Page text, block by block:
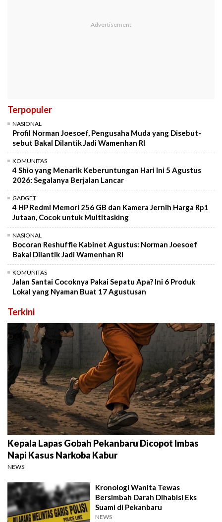
Terpopuler
NASIONAL
Profil Norman Joesoef, Pengusaha Muda yang Disebut-
sebut Bakal Dilantik Jadi Wamenhan RI
KOMUNITAS
4 Shio yang Menarik Keberuntungan Hari Ini 5 Agustus
2026: Segalanya Berjalan Lancar
GADGET
4 HP Redmi Memori 256 GB dan Kamera Jernih Harga Rp1
Jutaan, Cocok untuk Multitasking
NASIONAL
Bocoran Reshuffle Kabinet Agustus: Norman Joesoef
Bakal Dilantik Jadi Wamenhan RI
KOMUNITAS
Jalan Santai Cocoknya Pakai Sepatu Apa? Ini 6 Produk
Lokal yang Nyaman Buat 17 Agustusan
Terkini
Kepala Lapas Gobah Pekanbaru Dicopot Imbas
Napi Kasus Narkoba Kabur
NEWS
Kronologi Wanita Tewas
Bersimbah Darah Dihabisi Eks
Suami di Pekanbaru
NEWS